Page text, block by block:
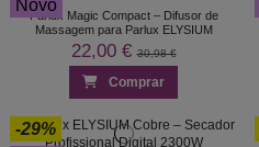
Novo
Parlux Magic Compact – Difusor de
Massagem para Parlux ELYSIUM
22,00 €30,98 €
Comprar
-29%